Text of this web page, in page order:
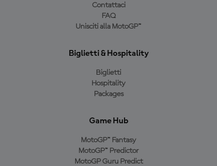
Contattaci
FAQ
Unisciti alla MotoGP™
Biglietti & Hospitality
Biglietti
Hospitality
Packages
Game Hub
MotoGP™ Fantasy
MotoGP™ Predictor
MotoGP Guru Predict